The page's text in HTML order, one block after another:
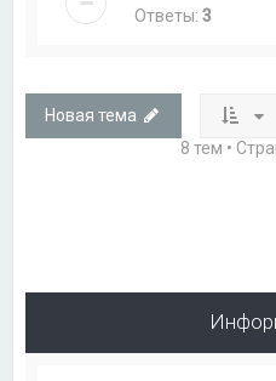
Ответы:3
Новая тема
8 тем •